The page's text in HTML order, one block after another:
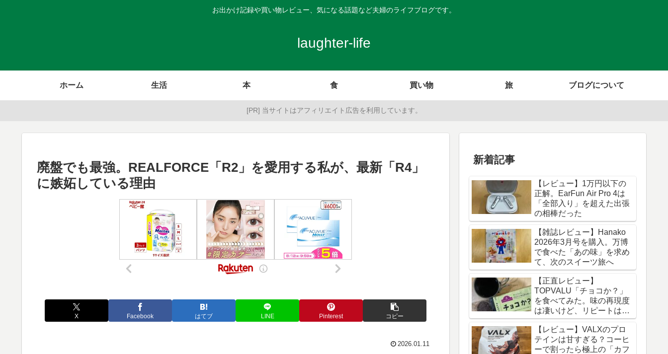
お出かけ記録や買い物レビュー、気になる話題など夫婦のライフブログです。
laughter-life
ホーム 生活 本 食 買い物 旅 ブログについて
[PR] 当サイトはアフィリエイト広告を利用しています。
廃盤でも最強。REALFORCE「R2」を愛用する私が、最新「R4」
に嫉妬している理由
X Facebook はてブ LINE Pinterest コピー
2026.01.11
新着記事
【レビュー】1万円以下の
正解。EarFun Air Pro 4は
「全部入り」を超えた出張
の相棒だった
【雑誌レビュー】Hanako
2026年3月号を購入。万博
で食べた「あの味」を求め
て、次のスイーツ旅へ
【正直レビュー】
TOPVALU「チョコか？」
を食べてみた。味の再現度
は凄いけど、リピートは
「なし」な理由
【レビュー】VALXのプロ
テインは甘すぎる？コーヒ
ーで割ったら極上の「カフ